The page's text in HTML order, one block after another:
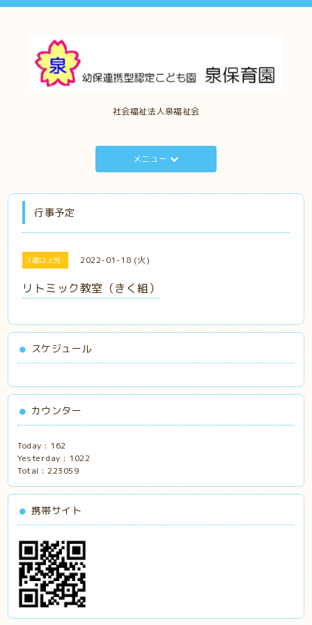
社会福祉法人泉福祉会
メニュー
行事予定
3歳以上児 2022-01-18 (火)
リトミック教室（きく組）
スケジュール
カウンター
Today : 162
Yesterday : 1022
Total :223059
携帯サイト